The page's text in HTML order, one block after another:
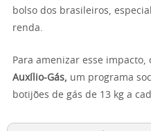
bolso dos brasileiros,
renda.
Para amenizar esse
Auxílio-Gás, um programa
botijões de gás de 13 kg a